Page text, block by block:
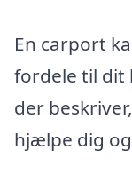
En carport
fordele til dit
der
hjælpe dig